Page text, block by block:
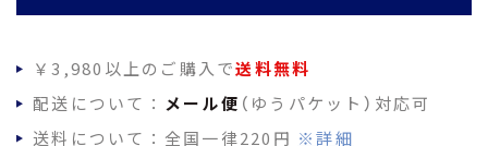
￥3,980以上のご購入で送料無料
配送について： メール便 （ゆうパケット）対応可
送料について：全国一律220円 ※詳細